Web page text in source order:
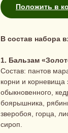
Положить в
В состав набора
1. Бальзам
Состав: пантов
корни и корневища
обыкновенного,
боярышника,
зверобоя, горца,
сироп.